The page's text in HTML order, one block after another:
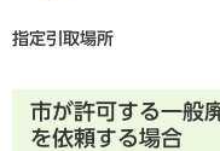
指定引取場所
市が許可する一般
を依頼する場合